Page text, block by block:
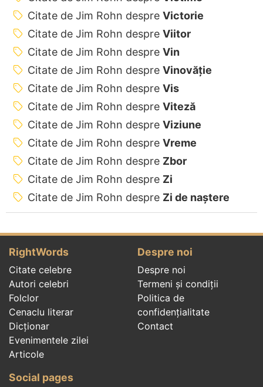
Citate de Jim Rohn despre Victorie
Citate de Jim Rohn despre Viitor
Citate de Jim Rohn despre Vin
Citate de Jim Rohn despre Vinovăție
Citate de Jim Rohn despre Vis
Citate de Jim Rohn despre Viteză
Citate de Jim Rohn despre Viziune
Citate de Jim Rohn despre Vreme
Citate de Jim Rohn despre Zbor
Citate de Jim Rohn despre Zi
Citate de Jim Rohn despre Zi de naștere
RightWords
Citate celebre
Autori celebri
Folclor
Cenaclu literar
Dicționar
Evenimentele zilei
Articole
Despre noi
Despre noi
Termeni și condiții
Politica de
confidenţialitate
Contact
Social pages